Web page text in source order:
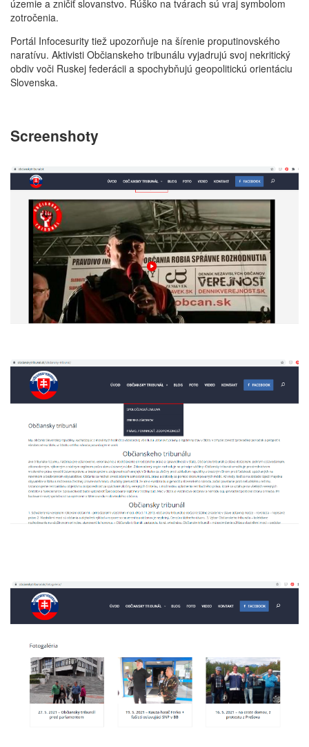
územie a zničiť slovanstvo. Rúško na tvárach sú vraj symbolom
zotročenia.
Portál Infocesurity tiež upozorňuje na šírenie proputinovského
naratívu. Aktivisti Občianskeho tribunálu vyjadrujú svoj nekritický
obdiv voči Ruskej federácii a spochybňujú geopolitickú orientáciu
Slovenska.
Screenshoty